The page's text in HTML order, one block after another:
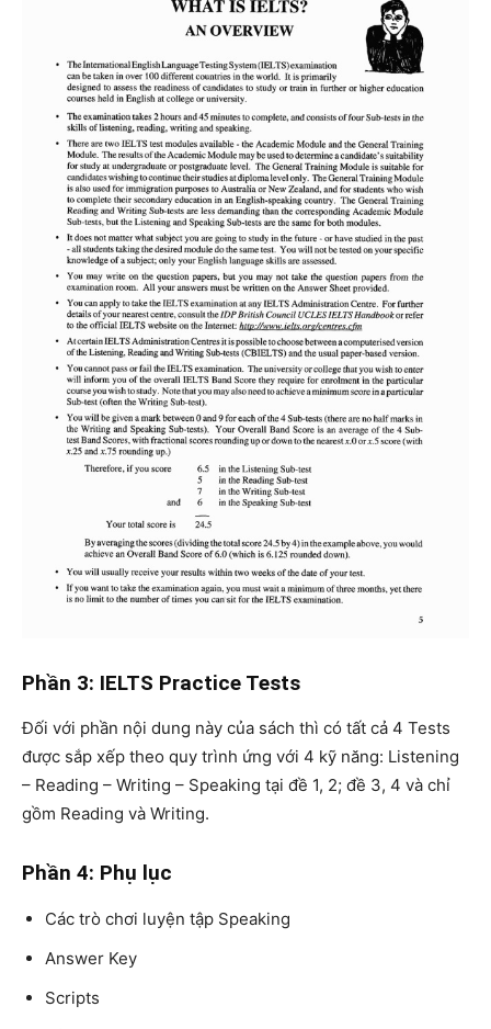
Phần 3: IELTS Practice Tests
Đối với phần nội dung này của sách thì có tất cả 4 Tests
được sắp xếp theo quy trình ứng với 4 kỹ năng: Listening
– Reading – Writing – Speaking tại đề 1, 2; đề 3, 4 và chỉ
gồm Reading và Writing.
Phần 4: Phụ lục
Các trò chơi luyện tập Speaking
Answer Key
Scripts